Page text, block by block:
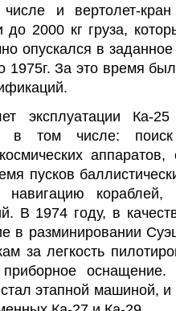
и вертолет-
до 2000 кг груза,
опускался в
1975г. За это время
эксплуатации Ка-25
в том числе: поиск
аппаратов,
пусков
кораблей,
В 1974 году, в
в разминировании
за легкость
оснащение.
этапной машиной,